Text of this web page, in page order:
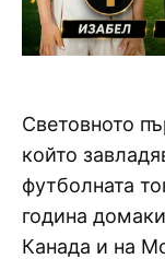
Световното
който
футболната
година
Канада и на